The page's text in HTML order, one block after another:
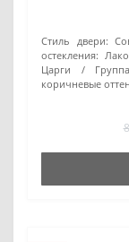
Стиль двери:
остекления:
Царги
коричневые